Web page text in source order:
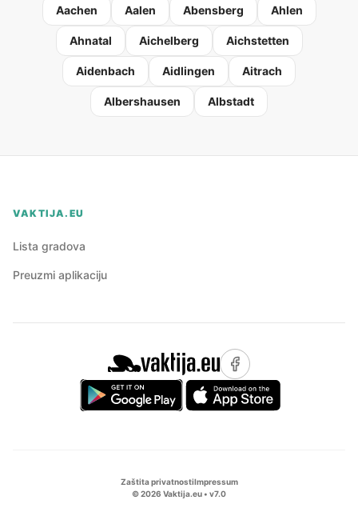
Aachen Aalen Abensberg Ahlen
Ahnatal Aichelberg Aichstetten
Aidenbach Aidlingen Aitrach
Albershausen Albstadt
VAKTIJA.EU
Lista gradova
Preuzmi aplikaciju
Zaštita privatnostiImpressum
©2026 Vaktija.eu • v7.0